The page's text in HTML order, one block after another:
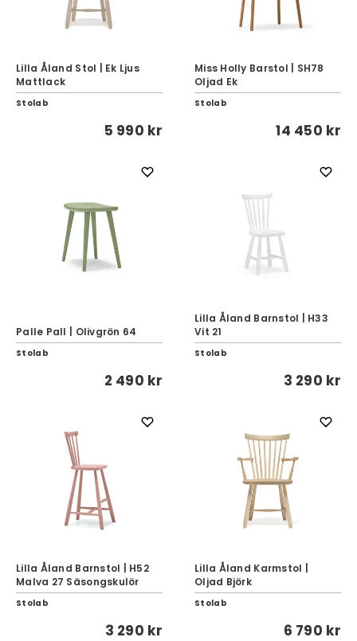
Lilla Åland Stol | Ek Ljus
Mattlack
Stolab
5 990 kr
Miss Holly Barstol | SH78
Oljad Ek
Stolab
14 450 kr
Palle Pall | Olivgrön 64
Stolab
2 490 kr
Lilla Åland Barnstol | H33
Vit 21
Stolab
3 290 kr
Lilla Åland Barnstol | H52
Malva 27 Säsongskulör
Stolab
3 290 kr
Lilla Åland Karmstol |
Oljad Björk
Stolab
6 790 kr